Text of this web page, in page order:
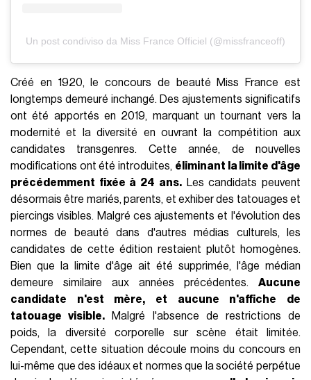
Un post condiviso da Miss France Officiel (@missfranceoff)
Créé en 1920, le concours de beauté Miss France est
longtemps demeuré inchangé. Des ajustements significatifs
ont été apportés en 2019, marquant un tournant vers la
modernité et la diversité en ouvrant la compétition aux
candidates transgenres. Cette année, de nouvelles
modifications ont été introduites, éliminant la limite d'âge
précédemment fixée à 24 ans.Les candidats peuvent
désormais être mariés, parents, et exhiber des tatouages et
piercings visibles. Malgré ces ajustements et l'évolution des
normes de beauté dans d'autres médias culturels, les
candidates de cette édition restaient plutôt homogènes.
Bien que la limite d'âge ait été supprimée, l'âge médian
demeure similaire aux années précédentes. Aucune
candidate n'est mère, et aucune n'affiche de
tatouage visible. Malgré l'absence de restrictions de
poids, la diversité corporelle sur scène était limitée.
Cependant, cette situation découle moins du concours en
lui-même que des idéaux et normes que la société perpétue